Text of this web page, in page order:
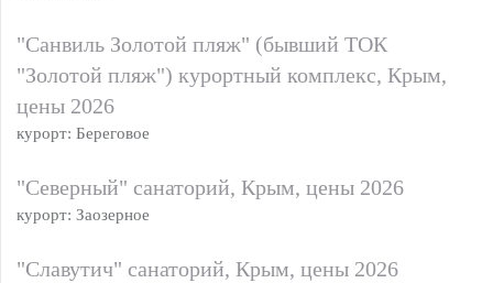
"Санвиль Золотой пляж" (бывший ТОК
"Золотой пляж") курортный комплекс, Крым,
цены 2026
курорт: Береговое
"Северный" санаторий, Крым, цены 2026
курорт: Заозерное
"Славутич" санаторий, Крым, цены 2026